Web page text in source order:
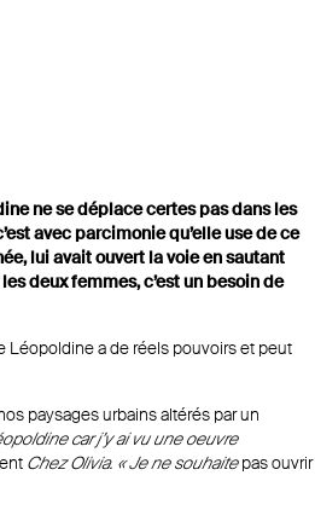
ne se déplace certes pas dans les
avec parcimonie qu’elle use de ce
lui avait ouvert la voie en sautant
deux femmes, c’est un besoin de
Léopoldine a de réels pouvoirs et peut
paysages urbains altérés par un
car j’y ai vu une oeuvre
Chez Olivia. « Je ne souhaitepas ouvrir